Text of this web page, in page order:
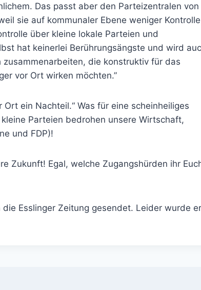
Das passt aber den Parteizentralen von
sie auf kommunaler Ebene weniger Kontrolle
über kleine lokale Parteien und
hat keinerlei Berührungsängste und wird
die konstruktiv für das
vor Ort wirken möchten.”
ein Nachteil.“ Was für eine scheinheiliges
Parteien bedrohen unsere Wirtschaft,
und FDP)!
Zukunft! Egal, welche Zugangshürden ihr
Esslinger Zeitung gesendet. Leider wurde er